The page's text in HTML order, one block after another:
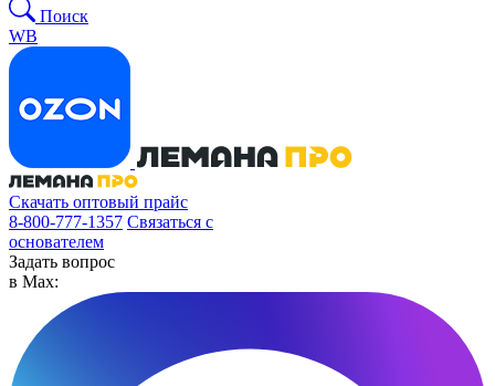
Поиск
WB
Скачать оптовый прайс
8-800-777-1357 Связаться с
основателем
Задать вопрос
в Max: